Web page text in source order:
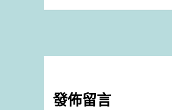
發佈留言